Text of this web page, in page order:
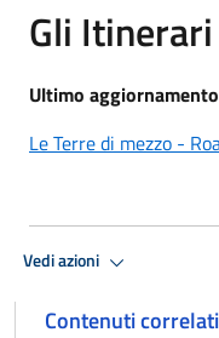
Gli Itinerari
Ultimo aggiornamento
Le Terre di mezzo -
Vedi azioni
Contenuti correlati